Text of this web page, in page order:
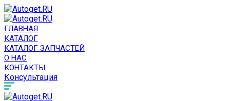
ГЛАВНАЯ
КАТАЛОГ
КАТАЛОГ ЗАПЧАСТЕЙ
О НАС
КОНТАКТЫ
Консультация